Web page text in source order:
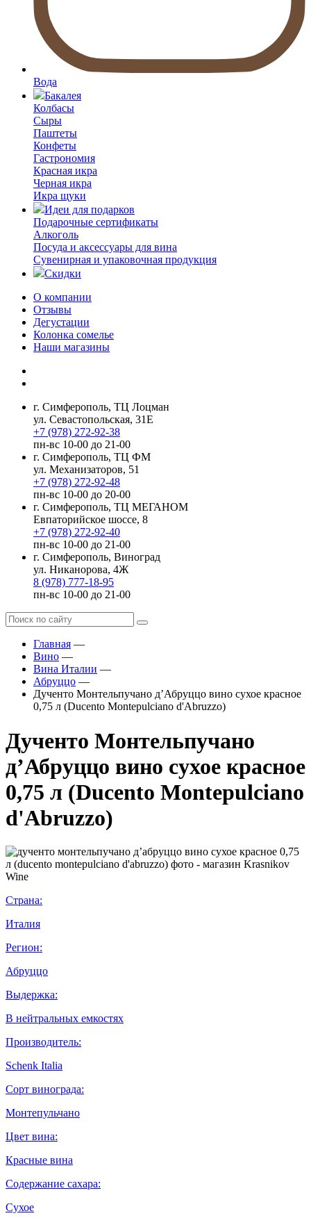
Вода
Бакалея
Колбасы
Сыры
Паштеты
Конфеты
Гастрономия
Красная икра
Черная икра
Икра щуки
Идеи для подарков
Подарочные сертификаты
Алкоголь
Посуда и аксессуары для вина
Сувенирная и упаковочная продукция
Скидки
О компании
Отзывы
Дегустации
Колонка сомелье
Наши магазины
г. Симферополь, ТЦ Лоцман
ул. Севастопольская, 31Е
+7 (978) 272-92-38
пн-вс 10-00 до 21-00
г. Симферополь, ТЦ ФМ
ул. Механизаторов, 51
+7 (978) 272-92-48
пн-вс 10-00 до 20-00
г. Симферополь, ТЦ МЕГАНОМ
Евпаторийское шоссе, 8
+7 (978) 272-92-40
пн-вс 10-00 до 21-00
г. Симферополь, Виноград
ул. Никанорова, 4Ж
8 (978) 777-18-95
пн-вс 10-00 до 21-00
Главная —
Вино —
Вина Италии —
Абруццо —
Дученто Монтельпучано д’Абруццо вино сухое красное
0,75 л (Ducento Montepulciano d'Abruzzo)
Дученто Монтельпучано
д’Абруццо вино сухое красное
0,75 л (Ducento Montepulciano
d'Abruzzo)
Страна:
Италия
Регион:
Абруццо
Выдержка:
В нейтральных емкостях
Производитель:
Schenk Italia
Сорт винограда:
Монтепульчано
Цвет вина:
Красные вина
Содержание сахара:
Сухое